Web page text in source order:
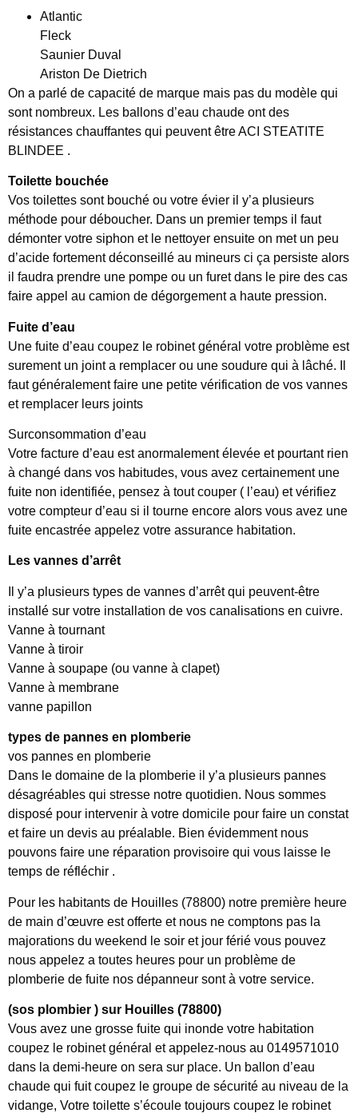
Atlantic
Fleck
Saunier Duval
Ariston De Dietrich
On a parlé de capacité de marque mais pas du modèle qui
sont nombreux. Les ballons d’eau chaude ont des
résistances chauffantes qui peuvent être ACI STEATITE
BLINDEE .
Toilette bouchée
Vos toilettes sont bouché ou votre évier il y’a plusieurs
méthode pour déboucher. Dans un premier temps il faut
démonter votre siphon et le nettoyer ensuite on met un peu
d’acide fortement déconseillé au mineurs ci ça persiste alors
il faudra prendre une pompe ou un furet dans le pire des cas
faire appel au camion de dégorgement a haute pression.
Fuite d’eau
Une fuite d’eau coupez le robinet général votre problème est
surement un joint a remplacer ou une soudure qui à lâché. Il
faut généralement faire une petite vérification de vos vannes
et remplacer leurs joints
Surconsommation d’eau
Votre facture d’eau est anormalement élevée et pourtant rien
à changé dans vos habitudes, vous avez certainement une
fuite non identifiée, pensez à tout couper ( l’eau) et vérifiez
votre compteur d’eau si il tourne encore alors vous avez une
fuite encastrée appelez votre assurance habitation.
Les vannes d’arrêt
Il y’a plusieurs types de vannes d’arrêt qui peuvent-être
installé sur votre installation de vos canalisations en cuivre.
Vanne à tournant
Vanne à tiroir
Vanne à soupape (ou vanne à clapet)
Vanne à membrane
vanne papillon
types de pannes en plomberie
vos pannes en plomberie
Dans le domaine de la plomberie il y’a plusieurs pannes
désagréables qui stresse notre quotidien. Nous sommes
disposé pour intervenir à votre domicile pour faire un constat
et faire un devis au préalable. Bien évidemment nous
pouvons faire une réparation provisoire qui vous laisse le
temps de réfléchir .
Pour les habitants de Houilles (78800) notre première heure
de main d’œuvre est offerte et nous ne comptons pas la
majorations du weekend le soir et jour férié vous pouvez
nous appelez a toutes heures pour un problème de
plomberie de fuite nos dépanneur sont à votre service.
(sos plombier ) sur Houilles (78800)
Vous avez une grosse fuite qui inonde votre habitation
coupez le robinet général et appelez-nous au 0149571010
dans la demi-heure on sera sur place. Un ballon d’eau
chaude qui fuit coupez le groupe de sécurité au niveau de la
vidange, Votre toilette s’écoule toujours coupez le robinet